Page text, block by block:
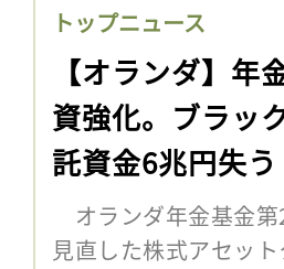
トップニュース
【オランダ】年
資強化。ブラッ
託資金6兆円失う
オランダ年金基金第
見直した株式アセッ